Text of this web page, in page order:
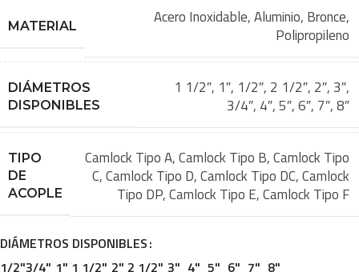
MATERIAL Acero Inoxidable,Aluminio, Bronce,
Polipropileno
DIÁMETROS
DISPONIBLES
1 1/2″, 1″, 1/2″, 2 1/2″, 2″, 3″,
3/4″, 4″,5″,6″, 7″,8″
TIPO
DE
ACOPLE
Camlock Tipo A,Camlock Tipo B,Camlock Tipo
C,Camlock Tipo D,Camlock Tipo DC,Camlock
Tipo DP,Camlock Tipo E,Camlock Tipo F
DIÁMETROS DISPONIBLES
1/2"3/4" 1" 1 1/2" 2" 2 1/2" 3" 4" 5" 6" 7" 8"